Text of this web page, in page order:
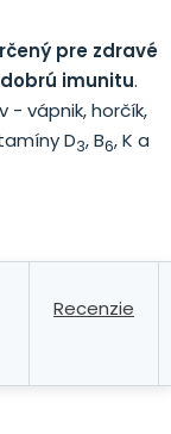
pre zdravé
imunitu.
- vápnik, horčík,
D3, B6, K a
Recenzie